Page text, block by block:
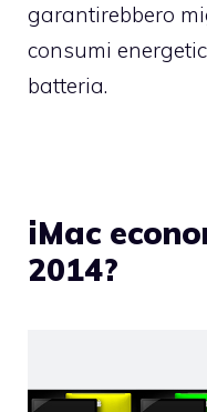
garantirebbero
consumi
batteria.
iMac
2014?